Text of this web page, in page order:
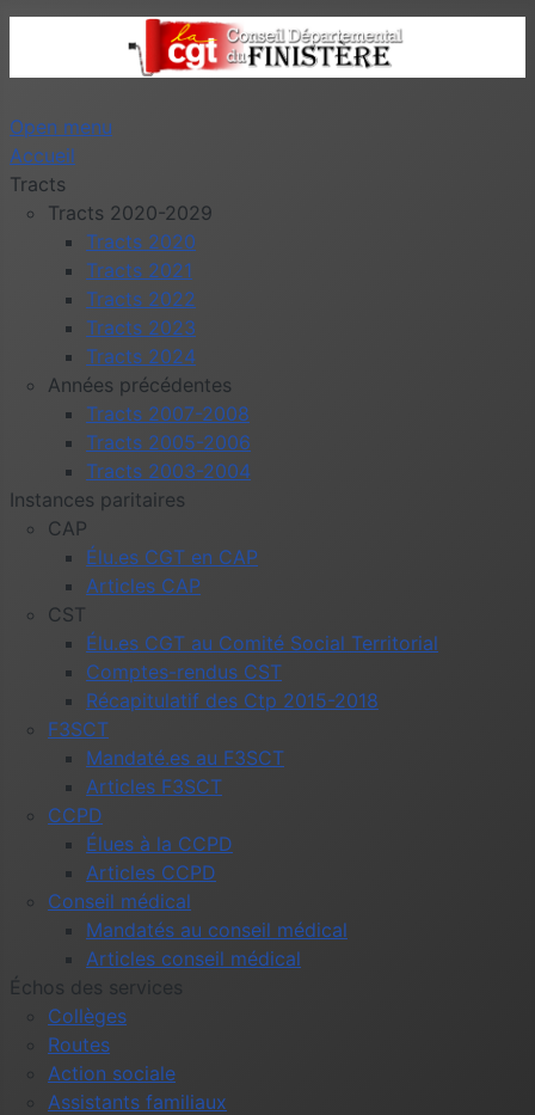
Open menu
Accueil
Tracts
Tracts 2020-2029
Tracts 2020
Tracts 2021
Tracts 2022
Tracts 2023
Tracts 2024
Années précédentes
Tracts 2007-2008
Tracts 2005-2006
Tracts 2003-2004
Instances paritaires
CAP
Élu.es CGT en CAP
Articles CAP
CST
Élu.es CGT au Comité Social Territorial
Comptes-rendus CST
Récapitulatif des Ctp 2015-2018
F3SCT
Mandaté.es au F3SCT
Articles F3SCT
CCPD
Élues à la CCPD
Articles CCPD
Conseil médical
Mandatés au conseil médical
Articles conseil médical
Échos des services
Collèges
Routes
Action sociale
Assistants familiaux